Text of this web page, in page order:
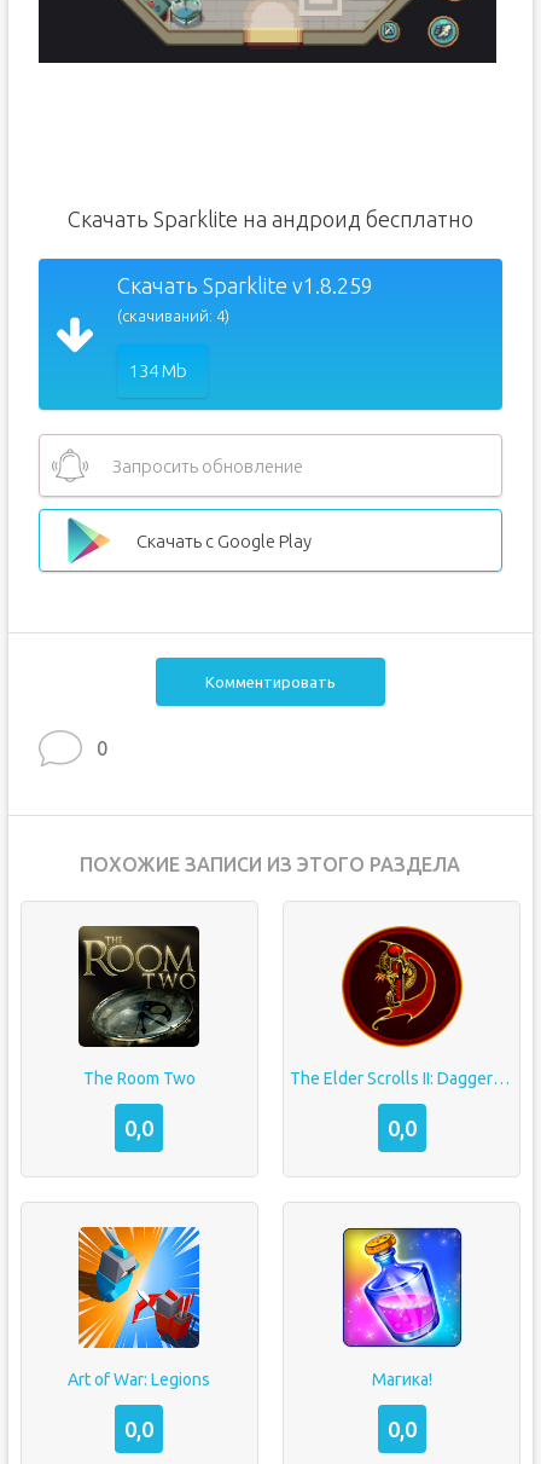
Скачать Sparklite на андроид бесплатно
Скачать Sparklite v1.8.259
(скачиваний: 4)
134 Mb
Запросить обновление
Скачать с Google Play
Комментировать
0
ПОХОЖИЕ ЗАПИСИ ИЗ ЭТОГО РАЗДЕЛА
The Room Two
0,0
The Elder Scrolls II: Daggerfall
0,0
Art of War: Legions
0,0
Магика!
0,0